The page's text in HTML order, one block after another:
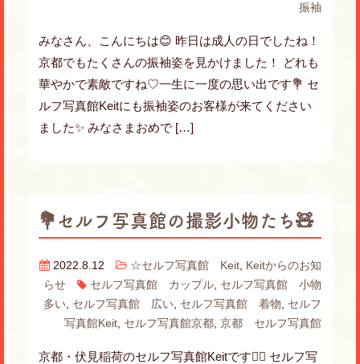
振袖
みなさん、こんにちは😊 昨日は成人の日でしたね！
京都でもたくさんの振袖姿を見かけました！ どれも
華やかで素敵ですね♡一生に一度の思い出です💐 セ
ルフ写真館Keitにも振袖姿のお客様が来てください
ました✨ みなさまおめで […]
💐セルフ写真館の撮影小物たち🧸
2022.8.12 ☆セルフ写真館 Keit, Keitからのお知
らせ
セルフ写真館 カップル, セルフ写真館 小物
多い, セルフ写真館 広い, セルフ写真館 着物, セルフ
写真館Keit, セルフ写真館京都,京都 セルフ写真館
京都・伏見稲荷のセルフ写真館Keitです💁‍♀️ セルフ写